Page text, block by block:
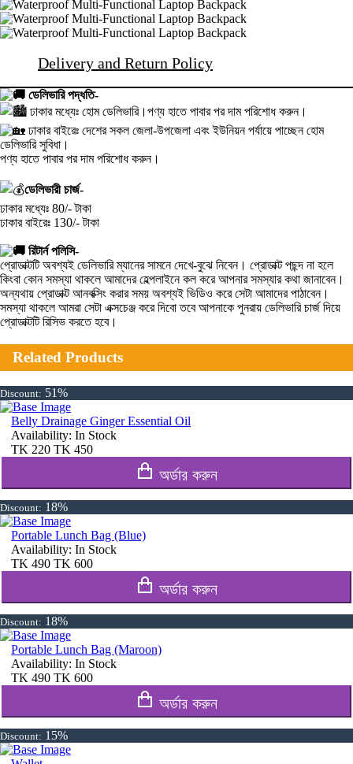
Delivery and Return Policy
ডেলিভারি পদ্ধতি-
ঢাকার মধ্যেঃ হোম ডেলিভারি।পণ্য হাতে পাবার পর দাম পরিশোধ করুন।
ঢাকার বাইরেঃ দেশের সকল জেলা-উপজেলা এবং ইউনিয়ন পর্যায়ে পাচ্ছেন হোম
ডেলিভারি সুবিধা।
পণ্য হাতে পাবার পর দাম পরিশোধ করুন।
ডেলিভারী চার্জ-
ঢাকার মধ্যেঃ 80/- টাকা
ঢাকার বাইরেঃ 130/- টাকা
রিটার্ন পলিসি-
প্রোডাক্টটি অবশ্যই ডেলিভারি ম্যানের সামনে দেখে-বুঝে নিবেন। প্রোডাক্ট পছন্দ না হলে
কিংবা কোন সমস্যা থাকলে আমাদের হেল্পলাইনে কল করে আপনার সমস্যার কথা জানাবেন।
অন্যথায় প্রোডাক্ট আনবক্সিং করার সময় অবশ্যই ভিডিও করে সেটা আমাদের পাঠাবেন।
সমস্যা থাকলে আমরা সেটা এক্সচেঞ্জ করে দিবো তবে আপনাকে পুনরায় ডেলিভারি চার্জ দিয়ে
প্রোডাক্টটি রিসিভ করতে হবে।
Related Products
Discount: 51%
Belly Drainage Ginger Essential Oil
Availability: In Stock
TK 220 TK 450
অর্ডার করুন
Discount: 18%
Portable Lunch Bag (Blue)
Availability: In Stock
TK 490 TK 600
অর্ডার করুন
Discount: 18%
Portable Lunch Bag (Maroon)
Availability: In Stock
TK 490 TK 600
অর্ডার করুন
Discount: 15%